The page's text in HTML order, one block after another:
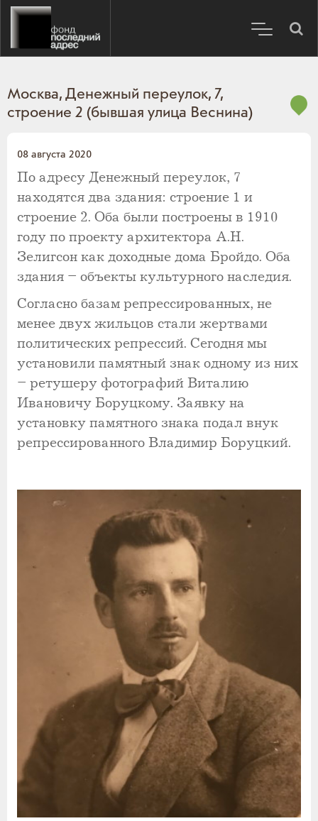
Москва, Денежный переулок, 7,
строение 2 (бывшая улица Веснина)
08 августа 2020
По адресу Денежный переулок, 7
находятся два здания: строение 1 и
строение 2. Оба были построены в 1910
году по проекту архитектора А.Н.
Зелигсон как доходные дома Бройдо. Оба
здания – объекты культурного наследия.
Согласно базам репрессированных, не
менее двух жильцов стали жертвами
политических репрессий. Сегодня мы
установили памятный знак одному из них
– ретушеру фотографий Виталию
Ивановичу Боруцкому. Заявку на
установку памятного знака подал внук
репрессированного Владимир Боруцкий.